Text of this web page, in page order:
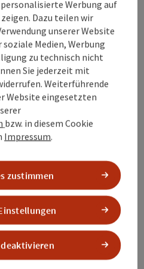
415 m
©
VEIT |
INNVIERTEL
Laufstrecke, Wanderweg
Werbung auf
Dazu teilen wir
unserer Website
Medien, Werbung
zu technisch nicht
Sie jederzeit mit
Weiterführende
Website eingesetzten
bzw. in diesem Cookie
Impressum.
zustimmen